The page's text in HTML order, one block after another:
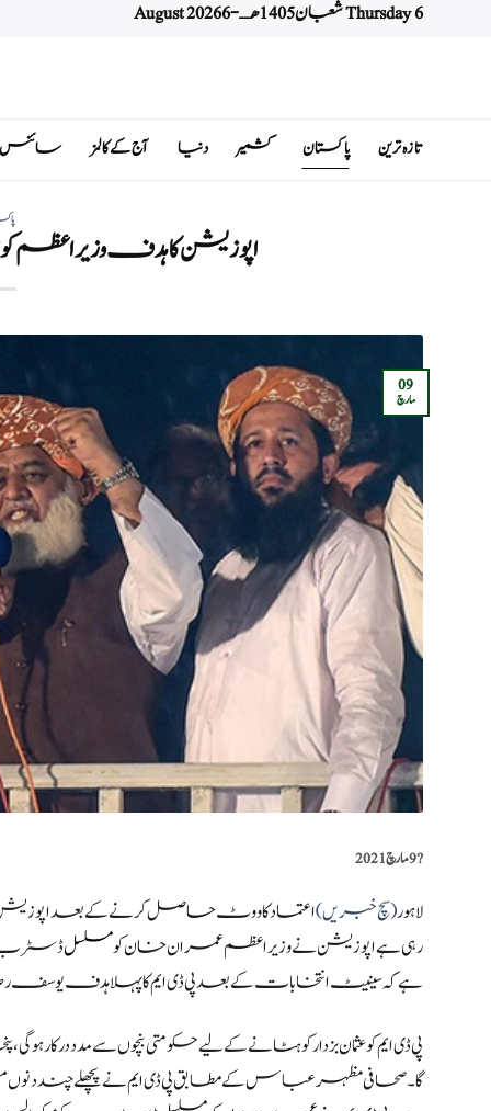
Thursday 6 شعبان 1405 هـ - 6 August 2026
تازہ ترین پاکستان کشمیر دنیا آج کے کالمز سائنس
اپوزیشن کا ہدف وزیر اعظم
09
مارچ
?️9 مارچ 2021
لاہور(سچ خبریں)اعتماد کا ووٹ حاصل کرنے کے بعد اپوزیشن
رہی ہے اپوزیشن نے وزیراعظم عمران خان کومسلسلڈسٹرب
ہے کہ سینیٹ انتخابات کے بعد پی ڈی ایم کا پہلا ہدف یوسف
پی ڈی ایم کو عثمان بزدار کو ہٹانے کے لیے حکومتی بنچوں سے مدد
گا۔صحافی مظہر عباس کے مطابق پی ڈی ایم نے پچھلے چند